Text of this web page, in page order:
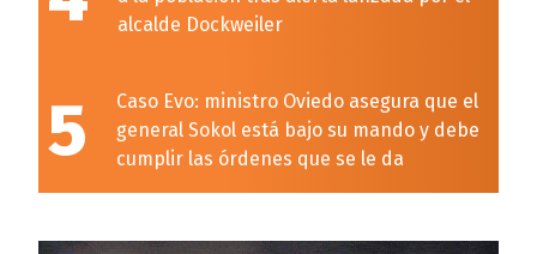
alcalde Dockweiler
5
Caso Evo: ministro Oviedo asegura que el
general Sokol está bajo su mando y debe
cumplir las órdenes que se le da